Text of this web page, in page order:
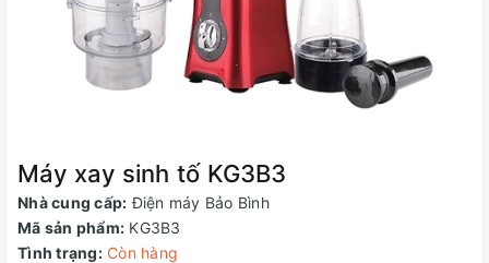
Máy xay sinh tố KG3B3
Nhà cung cấp: Điện máy Bảo Bình
Mã sản phẩm: KG3B3
Tình trạng: Còn hàng